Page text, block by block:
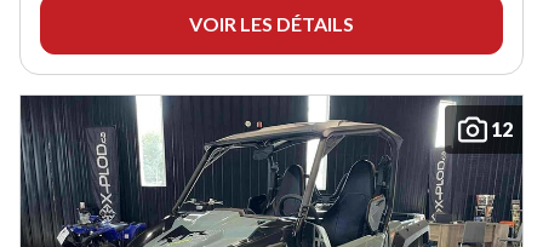
VOIR LES DÉTAILS
12